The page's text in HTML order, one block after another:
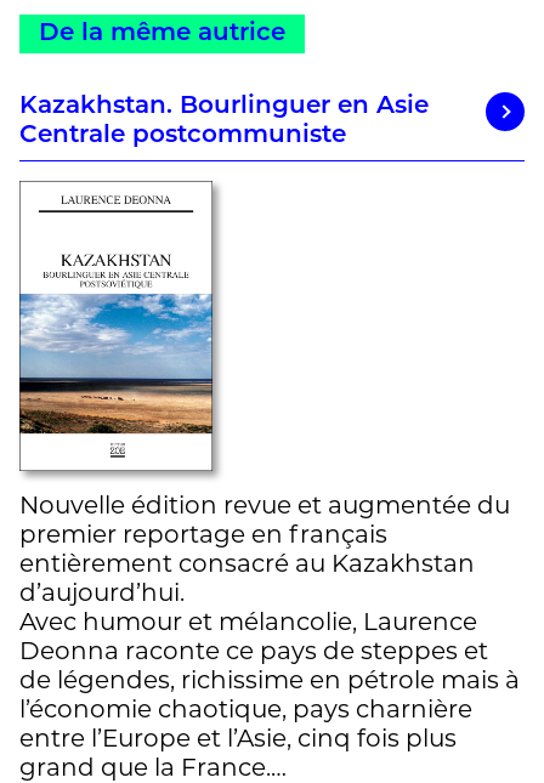
De la même autrice
Kazakhstan. Bourlinguer en Asie
Centrale postcommuniste
Nouvelle édition revue et augmentée du
premier reportage en français
entièrement consacré au Kazakhstan
d’aujourd’hui.
Avec humour et mélancolie, Laurence
Deonna raconte ce pays de steppes et
de légendes, richissime en pétrole mais à
l’économie chaotique, pays charnière
entre l’Europe et l’Asie, cinq fois plus
grand que la France.…